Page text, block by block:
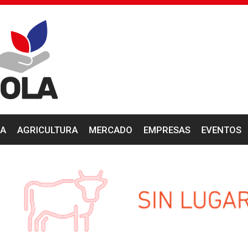
AGRICULTURA MERCADO EMPRESAS EVENTOS